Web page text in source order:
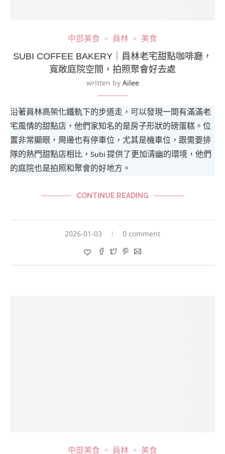
中部美食 員林 美食
SUBI COFFEE BAKERY｜員林老宅甜點咖啡廳，
寬敞庭院空間，拍照聚會好去處
written by Ailee
沿著員林高架化鐵軌下的步道走，可以發現一間有滿滿老
宅風情的甜點店，他們家知名的是房子形狀的磅蛋糕。位
置非常顯眼，周邊也有停車位，尤其是機車位，跟需要排
隊的熱門甜點店相比，Subi 提供了更加清幽的環境，他們
的庭院也是拍照和聚會的好地方。
CONTINUE READING
2026-01-03 0 comment
中部美食 員林 美食